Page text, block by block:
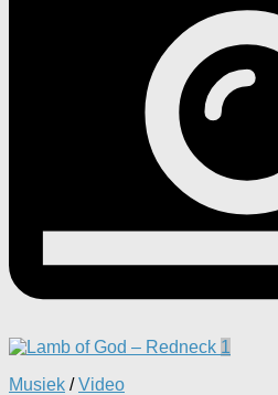
1
Musiek /Video